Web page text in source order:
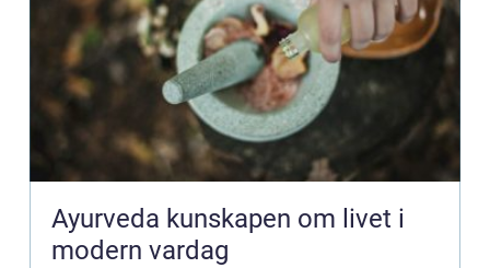
Ayurveda kunskapen om livet i
modern vardag